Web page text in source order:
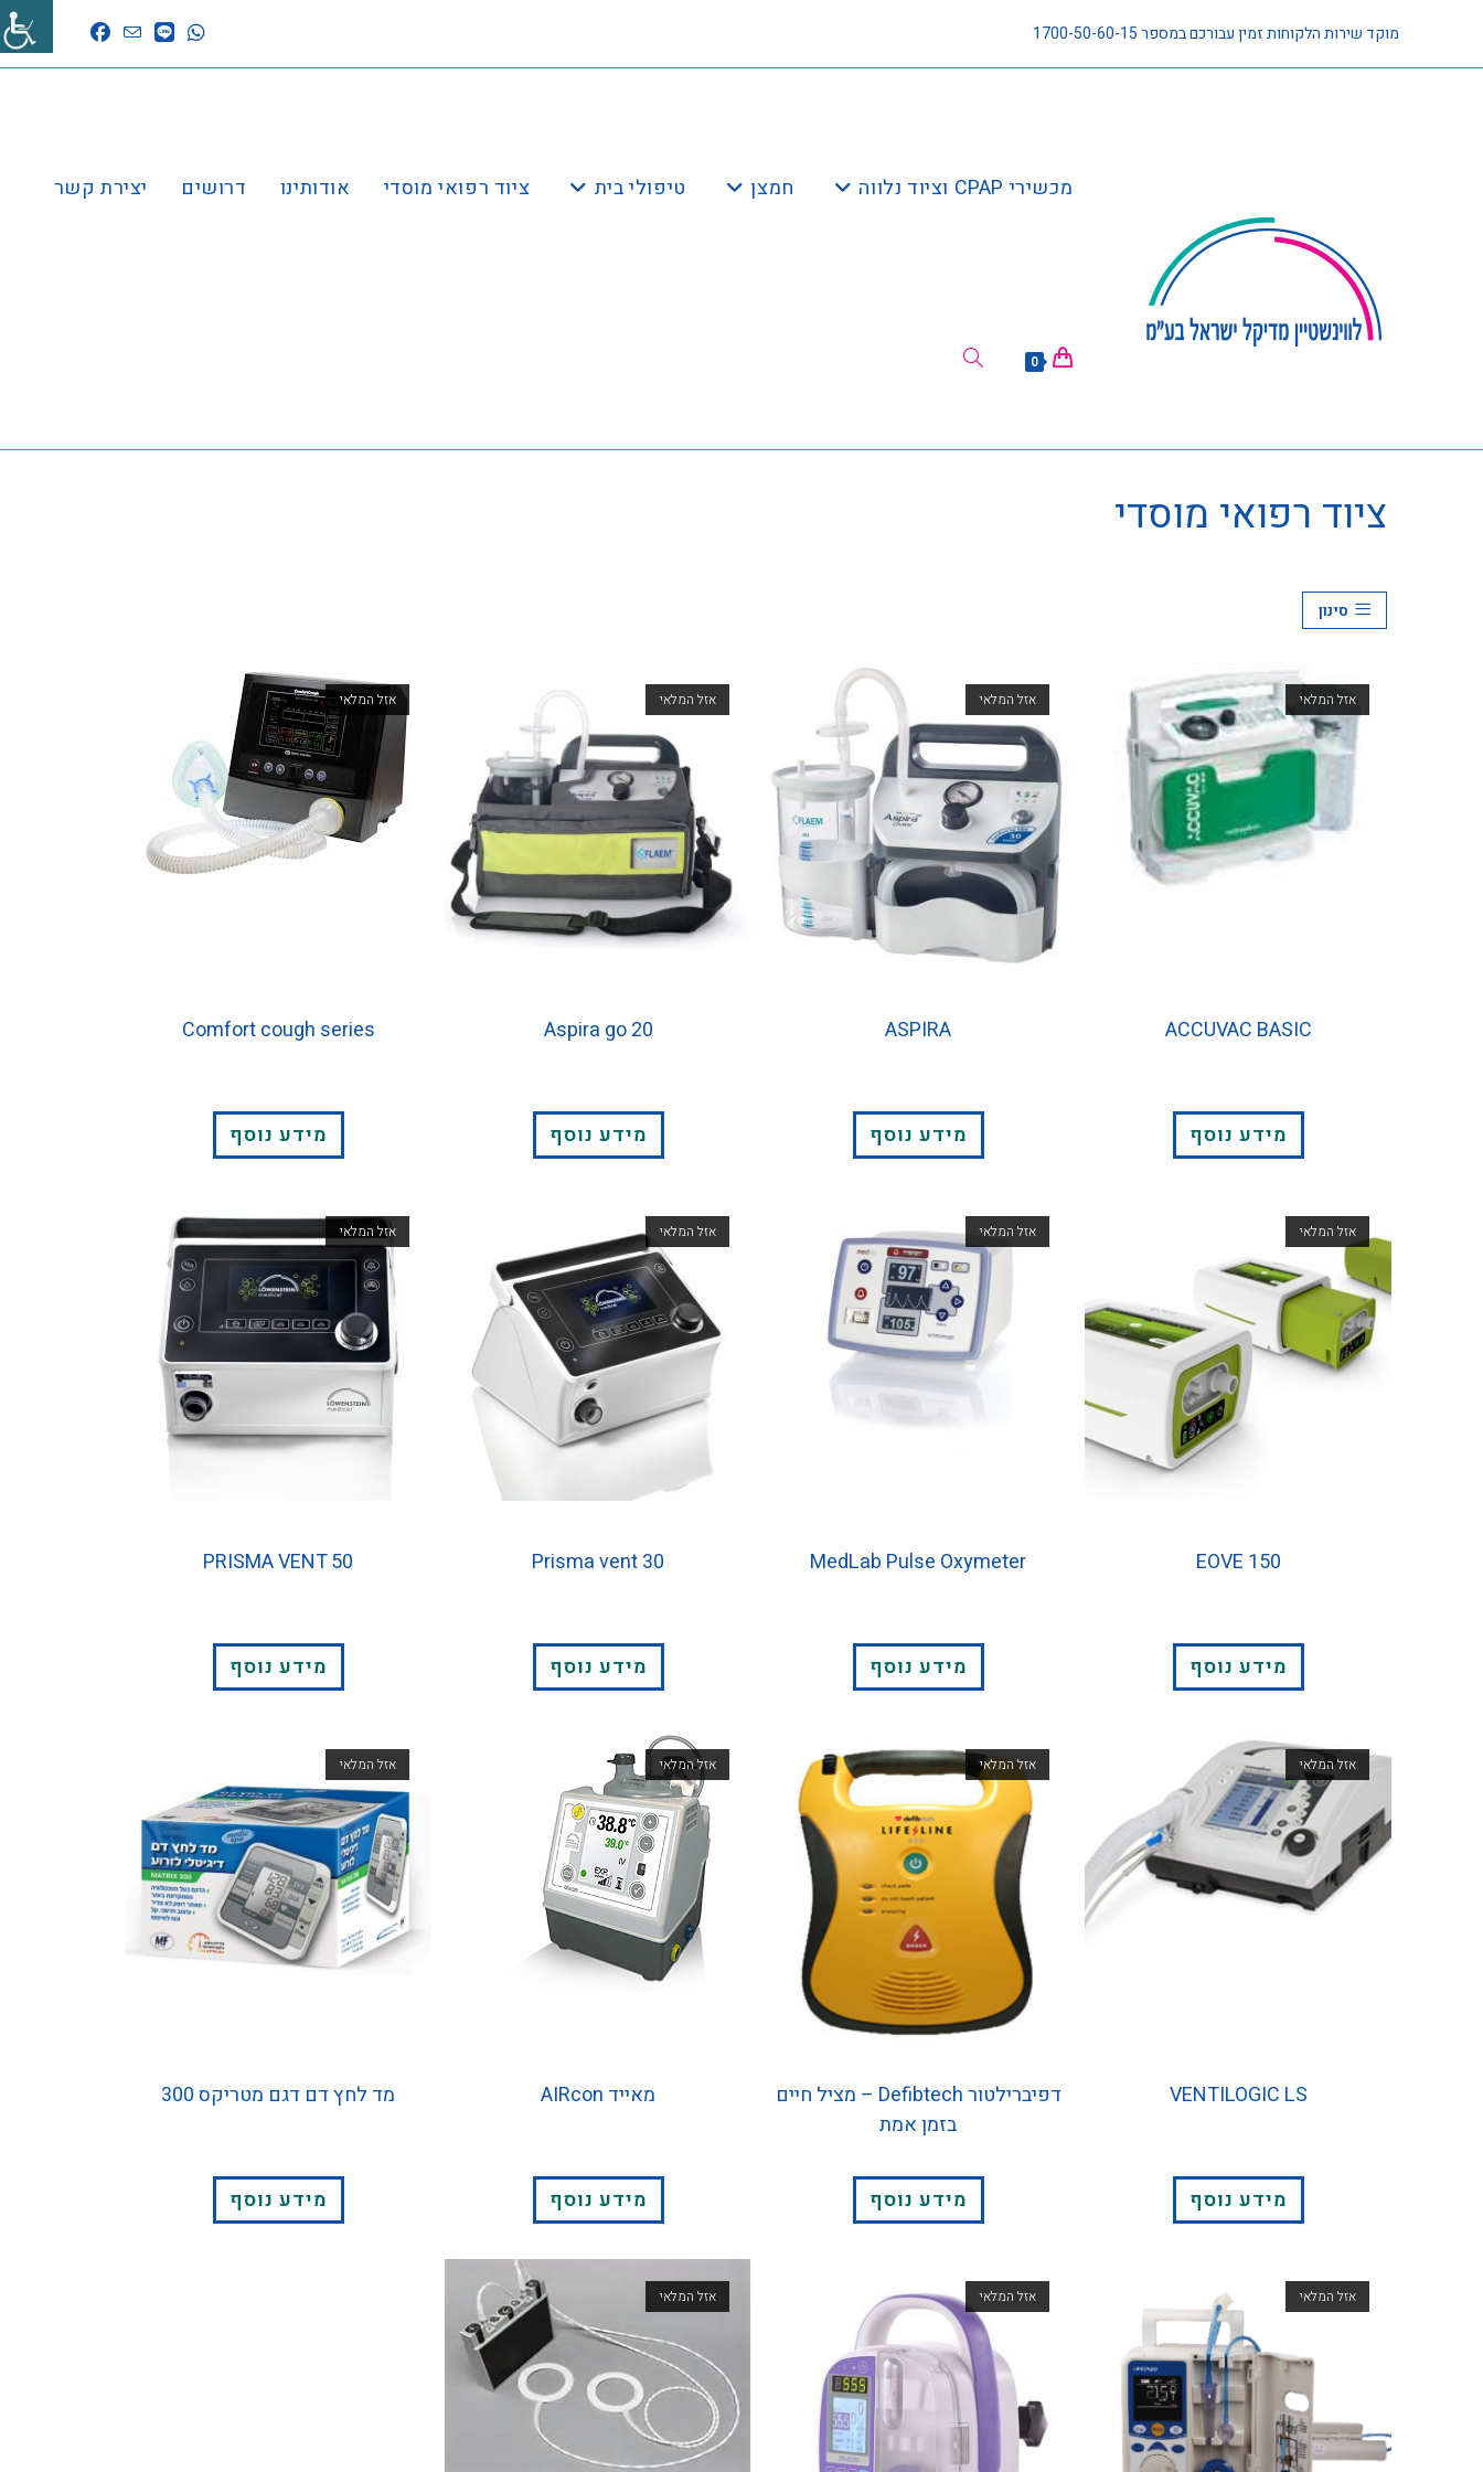
מוקד שירות הלקוחות זמין עבורכם במספר 1700-50-60-15
מכשירי CPAP וציוד נלווה חמצן טיפולי בית ציוד רפואי מוסדי אודותינו דרושים יצירת קשר
0
ציוד רפואי מוסדי
סינון
אזל המלאי
ACCUVAC BASIC
מידע נוסף
אזל המלאי
ASPIRA
מידע נוסף
אזל המלאי
Aspira go 20
מידע נוסף
אזל המלאי
Comfort cough series
מידע נוסף
אזל המלאי
EOVE 150
מידע נוסף
אזל המלאי
MedLab Pulse Oxymeter
מידע נוסף
אזל המלאי
Prisma vent 30
מידע נוסף
אזל המלאי
PRISMA VENT 50
מידע נוסף
אזל המלאי
VENTILOGIC LS
מידע נוסף
אזל המלאי
דפיברילטור Defibtech – מציל חיים
בזמן אמת
מידע נוסף
אזל המלאי
מאייד AIRcon
מידע נוסף
אזל המלאי
מד לחץ דם דגם מטריקס 300
מידע נוסף
אזל המלאי אזל המלאי אזל המלאי